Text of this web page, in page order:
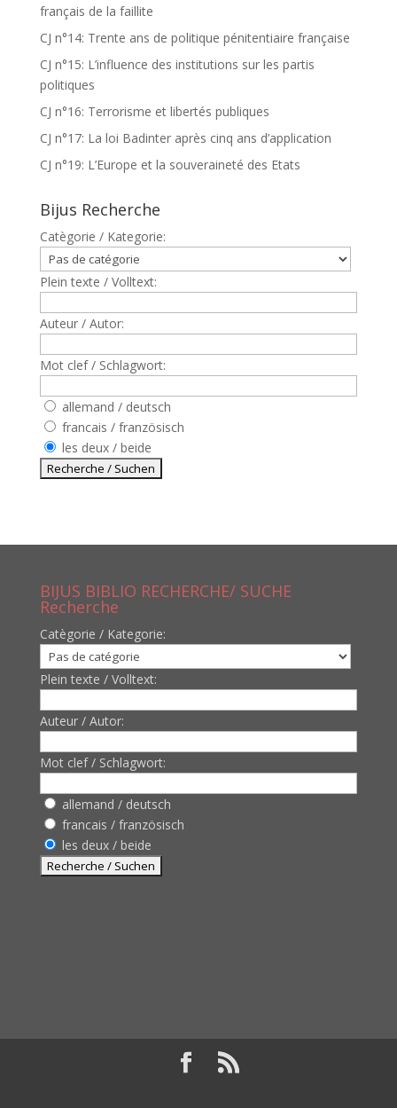
français de la faillite
CJ n°14: Trente ans de politique pénitentiaire française
CJ n°15: L’influence des institutions sur les partis
politiques
CJ n°16: Terrorisme et libertés publiques
CJ n°17: La loi Badinter après cinq ans d’application
CJ n°19: L’Europe et la souveraineté des Etats
Bijus Recherche
Catègorie / Kategorie:
Plein texte / Volltext:
Auteur / Autor:
Mot clef / Schlagwort:
allemand / deutsch
francais / französisch
les deux / beide
BIJUS BIBLIO RECHERCHE/ SUCHE
Recherche
Catègorie / Kategorie:
Plein texte / Volltext:
Auteur / Autor:
Mot clef / Schlagwort:
allemand / deutsch
francais / französisch
les deux / beide